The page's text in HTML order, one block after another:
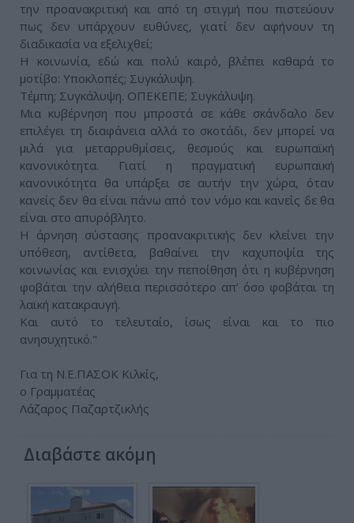
την προανακριτική και από τη στιγμή που πιστεύουν
πως δεν υπάρχουν ευθύνες, γιατί δεν αφήνουν τη
διαδικασία να εξελιχθεί;
Η κοινωνία, εδώ και πολύ καιρό, βλέπει καθαρά το
μοτίβο: Υποκλοπές; Συγκάλυψη.
Τέμπη; Συγκάλυψη. ΟΠΕΚΕΠΕ; Συγκάλυψη.
Μια κυβέρνηση που μπροστά σε κάθε σκάνδαλο δεν
επιλέγει τη διαφάνεια αλλά το σκοτάδι, δεν μπορεί να
μιλά για μεταρρυθμίσεις, θεσμούς και ευρωπαϊκή
κανονικότητα. Γιατί η πραγματική ευρωπαϊκή
κανονικότητα θα υπάρξει σε αυτήν την χώρα, όταν
κανείς δεν θα είναι πάνω από τον νόμο και κανείς δε θα
είναι στο απυρόβλητο.
Η άρνηση σύστασης προανακριτικής δεν κλείνει την
υπόθεση, αντίθετα, βαθαίνει την καχυποψία της
κοινωνίας και ενισχύει την πεποίθηση ότι η κυβέρνηση
φοβάται την αλήθεια περισσότερο απ’ όσο φοβάται τη
λαϊκή κατακραυγή.
Και αυτό το τελευταίο, ίσως είναι και το πιο
ανησυχητικό."
Για τη Ν.Ε.ΠΑΣΟΚ Κιλκίς,
ο Γραμματέας
Λάζαρος Παζαρτζικλής
Διαβάστε ακόμη